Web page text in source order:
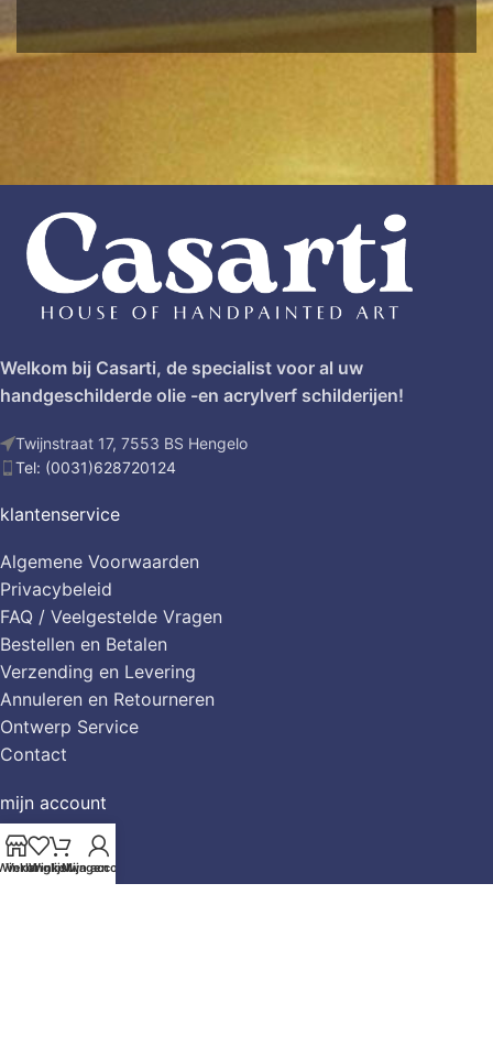
Welkom bij Casarti, de specialist voor al uw
handgeschilderde olie -en acrylverf schilderijen!
Twijnstraat 17, 7553 BS Hengelo
Tel: (0031)628720124
klantenservice
Algemene Voorwaarden
Privacybeleid
FAQ / Veelgestelde Vragen
Bestellen en Betalen
Verzending en Levering
Annuleren en Retourneren
Ontwerp Service
Contact
mijn account
Mijn account
Winkelwagen
Verlanglijst
Winkelwagen
Mijn account